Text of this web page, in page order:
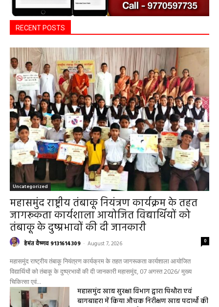
RECENT POSTS
Uncategorized
महासमुंद राष्ट्रीय तंबाकू नियंत्रण कार्यक्रम के तहत
जागरूकता कार्यशाला आयोजित विद्यार्थियों को
तंबाकू के दुष्प्रभावों की दी जानकारी
हेमंत वैष्णव 9131614309 - August 7, 2026 0
महासमुंद राष्ट्रीय तंबाकू नियंत्रण कार्यक्रम के तहत जागरूकता कार्यशाला आयोजित
विद्यार्थियों को तंबाकू के दुष्प्रभावों की दी जानकारी महासमुंद, 07 अगस्त 2026/ मुख्य
चिकित्सा एवं...
महासमुंद खाद्य सुरक्षा विभाग द्वारा पिथौरा एवं
बागबाहरा में किया औचक निरीक्षण खाद्य पदार्थों की